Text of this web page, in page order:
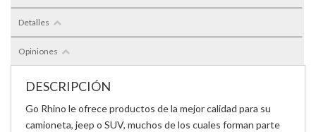
Detalles
Opiniones
DESCRIPCIÓN
Go Rhino le ofrece productos de la mejor calidad para su
camioneta, jeep o SUV, muchos de los cuales forman parte